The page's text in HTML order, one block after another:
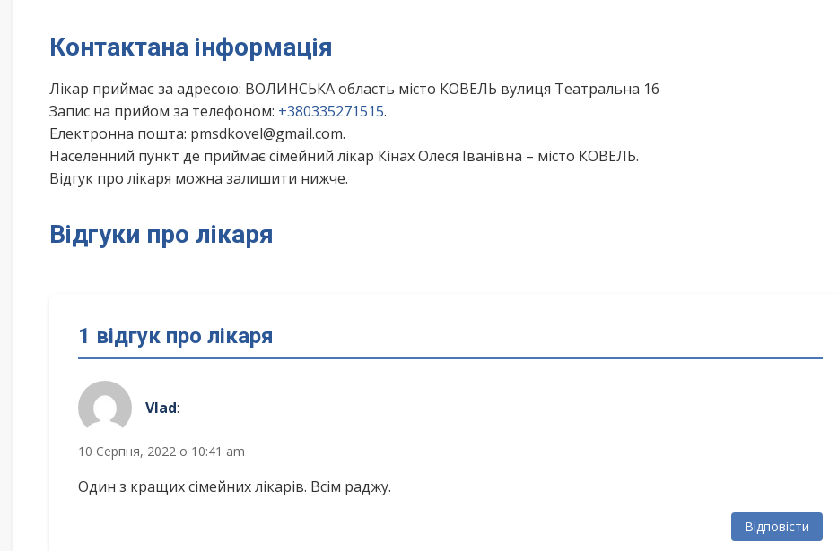
Контактана інформація
Лікар приймає за адресою: ВОЛИНСЬКА область місто КОВЕЛЬ вулиця Театральна 16
Запис на прийом за телефоном: +380335271515.
Електронна пошта: pmsdkovel@gmail.com.
Населенний пункт де приймає сімейний лікар Кінах Олеся Іванівна – місто КОВЕЛЬ.
Відгук про лікаря можна залишити нижче.
Відгуки про лікаря
1 відгук про лікаря
Vlad:
10 Серпня, 2022 о 10:41 am
Один з кращих сімейних лікарів. Всім раджу.
Відповісти